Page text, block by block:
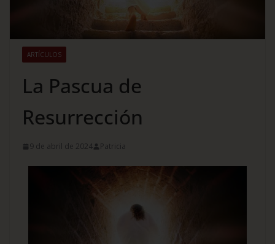
ARTÍCULOS
La Pascua de
Resurrección
9 de abril de 2024 Patricia